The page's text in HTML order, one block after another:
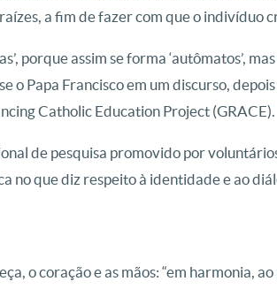
a fim de fazer com que o indivíduo
porque assim se forma ‘autômatos’,
o Papa Francisco em um discurso,
Catholic Education Project (GRACE).
de pesquisa promovido por
no que diz respeito à identidade e ao
o coração e as mãos: “em harmonia,